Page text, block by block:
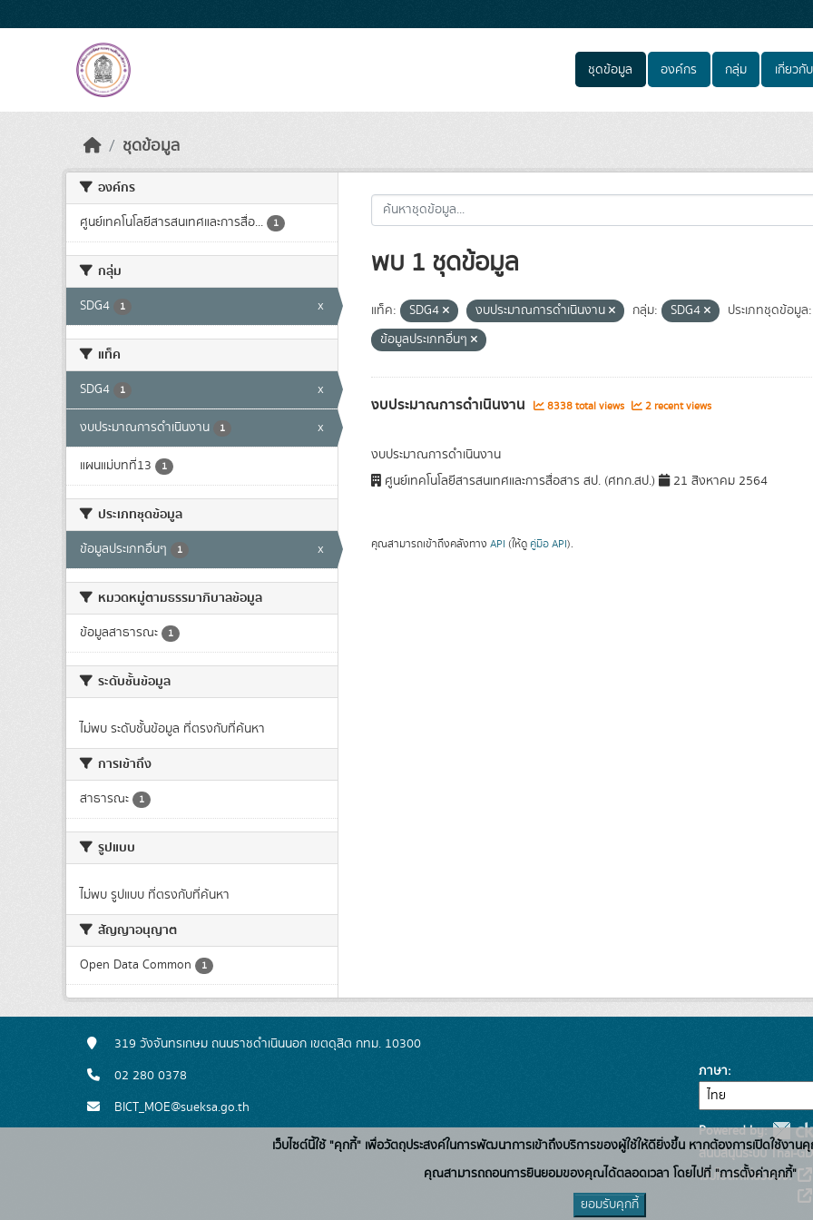
ชุดข้อมูล องค์กร กลุ่ม เกี่ยวกับ
ชุดข้อมูล
องค์กร
ศูนย์เทคโนโลยีสารสนเทศและการสื่อ... 1
กลุ่ม
SDG4 1 x
แท็ค
SDG4 1 x
งบประมาณการดำเนินงาน 1 x
แผนแม่บทที่13 1
ประเภทชุดข้อมูล
ข้อมูลประเภทอื่นๆ 1 x
หมวดหมู่ตามธรรมาภิบาลข้อมูล
ข้อมูลสาธารณะ 1
ระดับชั้นข้อมูล
ไม่พบ ระดับชั้นข้อมูล ที่ตรงกับที่ค้นหา
การเข้าถึง
สาธารณะ 1
รูปแบบ
ไม่พบ รูปแบบ ที่ตรงกับที่ค้นหา
สัญญาอนุญาต
Open Data Common 1
พบ 1 ชุดข้อมูล
แท็ค: SDG4 งบประมาณการดำเนินงาน กลุ่ม: SDG4
ประเภทชุดข้อมูล:
ข้อมูลประเภทอื่นๆ
งบประมาณการดำเนินงาน 8338 total views 2 recent views
งบประมาณการดำเนินงาน
ศูนย์เทคโนโลยีสารสนเทศและการสื่อสาร สป. (ศทก.สป.)
21 สิงหาคม 2564
คุณสามารถเข้าถึงคลังทาง API (ให้ดู คู่มือ API).
319 วังจันทรเกษม ถนนราชดำเนินนอก เขตดุสิต กทม. 10300
02 280 0378
BICT_MOE@sueksa.go.th
ภาษา
Powered by:
สนับสนุนระบบ Thai-
เว็บไซต์ที่เกี่ยวข้อง:
เว็บไซต์นี้ใช้ "คุกกี้" เพื่อวัตถุประสงค์ในการพัฒนาการเข้าถึงบริการของผู้ใช้ให้ดียิ่งขึ้น หากต้องการเปิดใช้งา
คุณสามารถถอนการยินยอมของคุณได้ตลอดเวลา โดยไปที่ "การตั้งค่าคุกกี้"
ยอมรับคุกกี้